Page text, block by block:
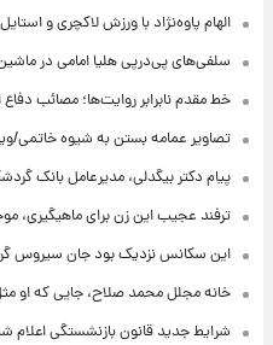
الهام پاوه‌نژاد با ورزش لاکچری و
سلفی‌های پی‌درپی هلیا امامی در
خط مقدم نابرابر روایت‌ها؛ مصائب دفاع
تصاویر عمامه بستن به شیوه خاتمی/
پیام دکتر بیگدلی، مدیرعامل بانک
ترفند عجیب این زن برای ماهیگیری،
این سکانس نزدیک بود جان سیروس
خانه مجلل محمد صلاح، جایی که او
شرایط جدید قانون بازنشستگی اعلام